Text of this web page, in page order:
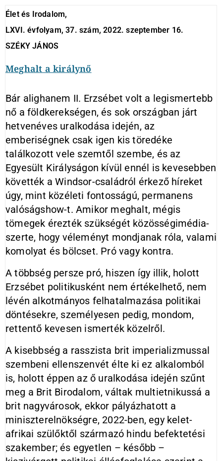
Élet és Irodalom,
LXVI. évfolyam, 37. szám, 2022. szeptember 16.
SZÉKY JÁNOS
Meghalt a királynő
Bár alighanem II. Erzsébet volt a legismertebb
nő a földkerekségen, és sok országban járt
hetvenéves uralkodása idején, az
emberiségnek csak igen kis töredéke
találkozott vele szemtől szembe, és az
Egyesült Királyságon kívül ennél is kevesebben
követték a Windsor-családról érkező híreket
úgy, mint közéleti fontosságú, permanens
valóságshow-t. Amikor meghalt, mégis
tömegek érezték szükségét közösségimédia-
szerte, hogy véleményt mondjanak róla, valami
komolyat és bölcset. Pró vagy kontra.
A többség persze pró, hiszen így illik, holott
Erzsébet politikusként nem értékelhető, nem
lévén alkotmányos felhatalmazása politikai
döntésekre, személyesen pedig, mondom,
rettentő kevesen ismerték közelről.
A kisebbség a rasszista brit imperializmussal
szembeni ellenszenvét élte ki ez alkalomból
is, holott éppen az ő uralkodása idején szűnt
meg a Brit Birodalom, váltak multietnikussá a
brit nagyvárosok, ekkor pályázhatott a
miniszterelnökségre, 2022-ben, egy kelet-
afrikai szülőktől származó hindu befektetési
szakember; és egyetlen – később –